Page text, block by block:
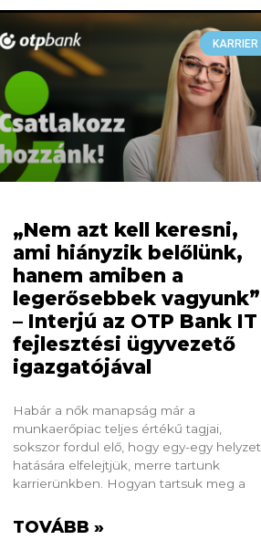
KARRIER
„Nem azt kell keresni,
ami hiányzik belőlünk,
hanem amiben a
legerősebbek vagyunk”
– Interjú az OTP Bank IT
fejlesztési ügyvezető
igazgatójával
Habár a nők manapság már a
munkaerőpiac teljes értékű tagjai,
sokszor fordul elő, hogy egy-egy helyzet
hatására elfelejtjük, merre tartunk
karrierünkben. Hogyan tartsuk meg a
TOVÁBB »